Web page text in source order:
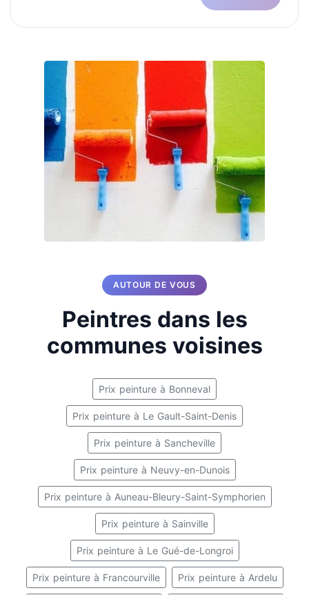
AUTOUR DE VOUS
Peintres dans les
communes voisines
Prix peinture à Bonneval
Prix peinture à Le Gault-Saint-Denis
Prix peinture à Sancheville
Prix peinture à Neuvy-en-Dunois
Prix peinture à Auneau-Bleury-Saint-Symphorien
Prix peinture à Sainville
Prix peinture à Le Gué-de-Longroi
Prix peinture à Francourville Prix peinture à Ardelu